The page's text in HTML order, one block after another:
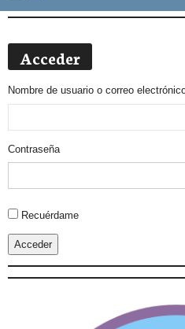
Acceder
Nombre de usuario o correo
Contraseña
Alternative:
Recuérdame
Acceder